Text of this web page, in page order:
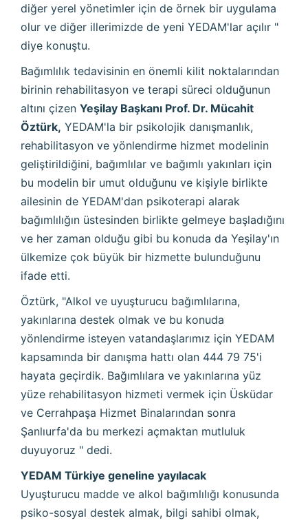
diğer yerel yönetimler için de örnek bir uygulama
olur ve diğer illerimizde de yeni YEDAM'lar açılır "
diye konuştu.
Bağımlılık tedavisinin en önemli kilit noktalarından
birinin rehabilitasyon ve terapi süreci olduğunun
altını çizen Yeşilay Başkanı Prof. Dr. Mücahit
Öztürk, YEDAM'la bir psikolojik danışmanlık,
rehabilitasyon ve yönlendirme hizmet modelinin
geliştirildiğini, bağımlılar ve bağımlı yakınları için
bu modelin bir umut olduğunu ve kişiyle birlikte
ailesinin de YEDAM'dan psikoterapi alarak
bağımlılığın üstesinden birlikte gelmeye başladığını
ve her zaman olduğu gibi bu konuda da Yeşilay'ın
ülkemize çok büyük bir hizmette bulunduğunu
ifade etti.
Öztürk, "Alkol ve uyuşturucu bağımlılarına,
yakınlarına destek olmak ve bu konuda
yönlendirme isteyen vatandaşlarımız için YEDAM
kapsamında bir danışma hattı olan 444 79 75'i
hayata geçirdik. Bağımlılara ve yakınlarına yüz
yüze rehabilitasyon hizmeti vermek için Üsküdar
ve Cerrahpaşa Hizmet Binalarından sonra
Şanlıurfa'da bu merkezi açmaktan mutluluk
duyuyoruz " dedi.
YEDAM Türkiye geneline yayılacak
Uyuşturucu madde ve alkol bağımlılığı konusunda
psiko-sosyal destek almak, bilgi sahibi olmak,